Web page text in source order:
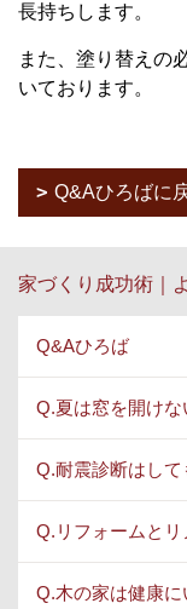
長持ちします。
また、塗り替えの
いております。
Q&Aひろばに
家づくり成功術｜
Q&Aひろば
Q.夏は窓を開け
Q.耐震診断はし
Q.リフォームと
Q.木の家は健康